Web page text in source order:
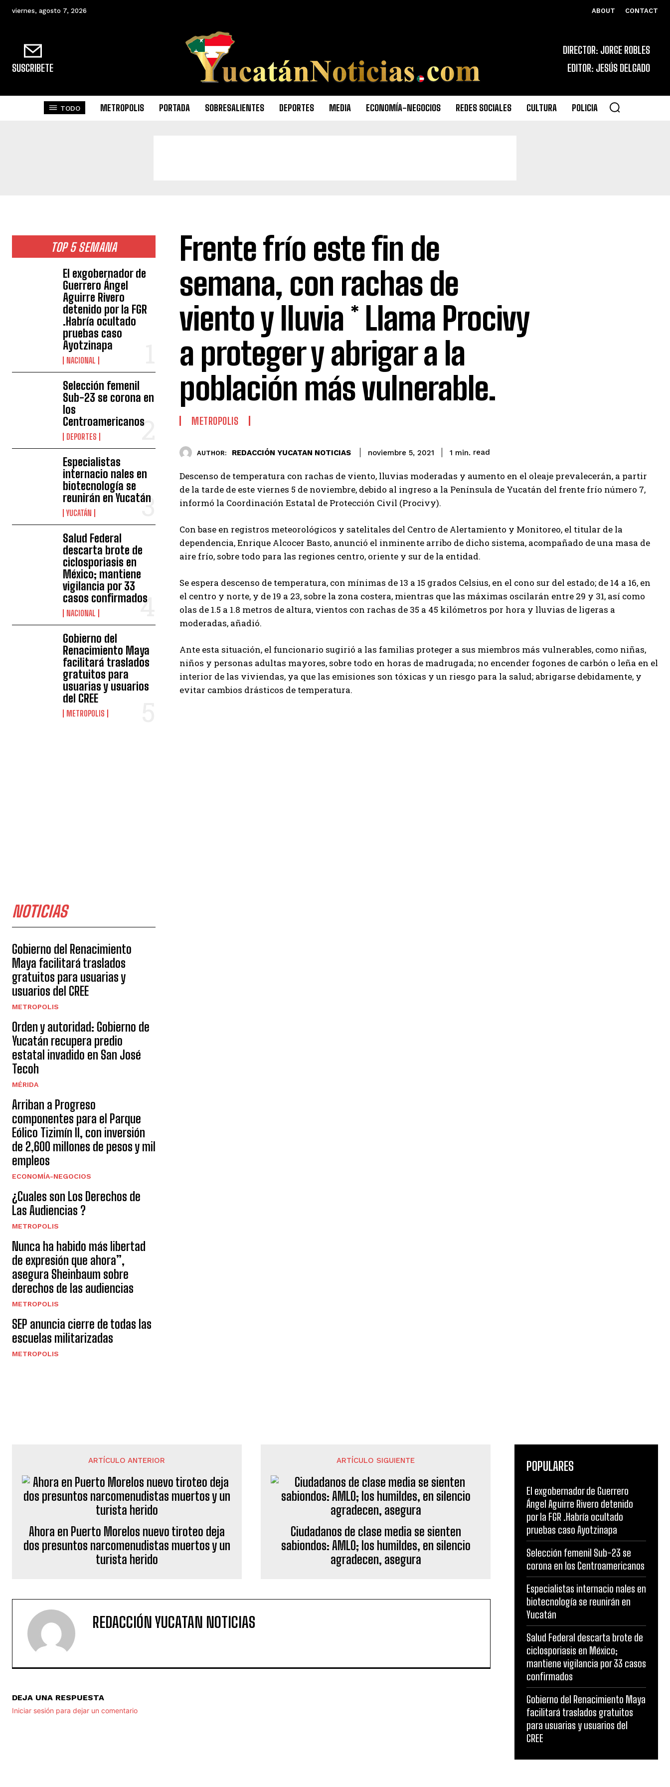
viernes, agosto 7, 2026 ABOUT CONTACT
SUSCRIBETE
DIRECTOR: JORGE ROBLES
EDITOR: JESÚS DELGADO
TODO METROPOLIS PORTADA SOBRESALIENTES DEPORTES MEDIA ECONOMÍA-NEGOCIOS REDES SOCIALES CULTURA POLICIA
TOP 5 SEMANA
El exgobernador de
Guerrero Ángel
Aguirre Rivero
detenido por la FGR
.Habría ocultado
pruebas caso
Ayotzinapa
NACIONAL
Selección femenil
Sub-23 se corona en
los
Centroamericanos
DEPORTES
Especialistas
internacio nales en
biotecnología se
reunirán en Yucatán
YUCATÁN
Salud Federal
descarta brote de
ciclosporiasis en
México; mantiene
vigilancia por 33
casos confirmados
NACIONAL
Gobierno del
Renacimiento Maya
facilitará traslados
gratuitos para
usuarias y usuarios
del CREE
METROPOLIS
NOTICIAS
Gobierno del Renacimiento
Maya facilitará traslados
gratuitos para usuarias y
usuarios del CREE
METROPOLIS
Orden y autoridad: Gobierno de
Yucatán recupera predio
estatal invadido en San José
Tecoh
MÉRIDA
Arriban a Progreso
componentes para el Parque
Eólico Tizimín II, con inversión
de 2,600 millones de pesos y mil
empleos
ECONOMÍA-NEGOCIOS
¿Cuales son Los Derechos de
Las Audiencias ?
METROPOLIS
Nunca ha habido más libertad
de expresión que ahora”,
asegura Sheinbaum sobre
derechos de las audiencias
METROPOLIS
SEP anuncia cierre de todas las
escuelas militarizadas
METROPOLIS
Frente frío este fin de
semana, con rachas de
viento y lluvia * Llama Procivy
a proteger y abrigar a la
población más vulnerable.
METROPOLIS
AUTHOR: REDACCIÓN YUCATAN NOTICIAS noviembre 5, 2021 1 min. read
Descenso de temperatura con rachas de viento, lluvias moderadas y aumento en el oleaje prevalecerán, a partir
de la tarde de este viernes 5 de noviembre, debido al ingreso a la Península de Yucatán del frente frío número 7,
informó la Coordinación Estatal de Protección Civil (Procivy).
Con base en registros meteorológicos y satelitales del Centro de Alertamiento y Monitoreo, el titular de la
dependencia, Enrique Alcocer Basto, anunció el inminente arribo de dicho sistema, acompañado de una masa de
aire frío, sobre todo para las regiones centro, oriente y sur de la entidad.
Se espera descenso de temperatura, con mínimas de 13 a 15 grados Celsius, en el cono sur del estado; de 14 a 16, en
el centro y norte, y de 19 a 23, sobre la zona costera, mientras que las máximas oscilarán entre 29 y 31, así como
olas de 1.5 a 1.8 metros de altura, vientos con rachas de 35 a 45 kilómetros por hora y lluvias de ligeras a
moderadas, añadió.
Ante esta situación, el funcionario sugirió a las familias proteger a sus miembros más vulnerables, como niñas,
niños y personas adultas mayores, sobre todo en horas de madrugada; no encender fogones de carbón o leña en el
interior de las viviendas, ya que las emisiones son tóxicas y un riesgo para la salud; abrigarse debidamente, y
evitar cambios drásticos de temperatura.
ARTÍCULO ANTERIOR
Ahora en Puerto Morelos nuevo tiroteo deja
dos presuntos narcomenudistas muertos y un
turista herido
ARTÍCULO SIGUIENTE
Ciudadanos de clase media se sienten
sabiondos: AMLO; los humildes, en silencio
agradecen, asegura
REDACCIÓN YUCATAN NOTICIAS
DEJA UNA RESPUESTA
Iniciar sesión para dejar un comentario
POPULARES
El exgobernador de Guerrero
Ángel Aguirre Rivero detenido
por la FGR .Habría ocultado
pruebas caso Ayotzinapa
Selección femenil Sub-23 se
corona en los Centroamericanos
Especialistas internacio nales en
biotecnología se reunirán en
Yucatán
Salud Federal descarta brote de
ciclosporiasis en México;
mantiene vigilancia por 33 casos
confirmados
Gobierno del Renacimiento Maya
facilitará traslados gratuitos
para usuarias y usuarios del
CREE